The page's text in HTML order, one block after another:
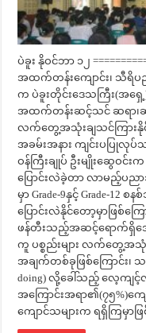
ပဲခူး နိုဝင်ဘာ ၁၂
အထက်တန်းကျောင်း၊ သီရိပ
က ပဲခူးတိုင်းဒေသကြီး(အရှေ့
အထက်တန်းဆင့်သင် ဆရာ၊ဆရ
လက်တွေ့အသုံးချသင်ကြားနို
အခမ်းအနား ကျင်းပပြုလု
ဝန်ကြီးချုပ် ဦးမျိုးဆွေဝင်
ပြောင်းလဲခဲ့တာ လာမည့်ပည
မှာ Grade-9နှင့် Grade-
ပြောင်းလဲနိုင်တော့မှာဖြစ်က
ဖန်တီးသည့်အဆင့်ရောက်ရှိအ
ကူ ပစ္စည်းများ လက်တွေ့အ
အချက်တစ်ခုဖြစ်ကြောင်း၊
doing) လို့ခေါ်သည့် လေ့ကျ
အကြောင်းအရာ၏(၇၅%)ကျ
ကျောင်သများက ရရှိကြ